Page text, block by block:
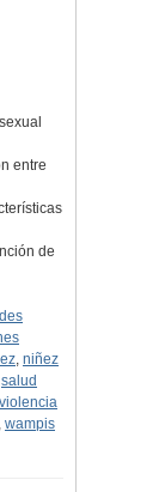
entre
de
, niñez
salud
violencia
, wampis